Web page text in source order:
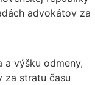
advokátov za
a výšku odmeny,
za stratu času